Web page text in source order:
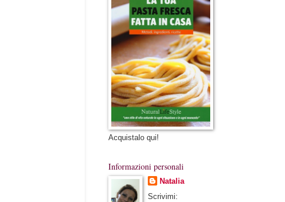
Acquistalo qui!
Informazioni personali
Natalia
Scrivimi: